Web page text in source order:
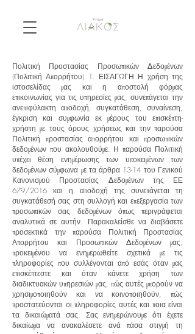
Πολιτική Προστασίας Προσωπικών Δεδομένων
(Πολιτική Απορρήτου) 1. ΕΙΣΑΓΩΓΗ Η χρήση της
ιστοσελίδας μας και η αποστολή φόρμας
επικοινωνίας για τις υπηρεσίες μας, συνεπάγεται την
ανεπιφύλακτη αποδοχή, συγκατάθεση, συναίνεση,
έγκριση και συμφωνία εκ μέρους του επισκέπτη-
χρήστη με τους όρους χρήσεως και την παρούσα
Πολιτική προστασίας απορρήτου και προσωπικών
δεδομένων που ακολουθούμε. Η παρούσα Πολιτική
υπέχει θέση ενημέρωσης των υποκειμένων των
δεδομένων σύμφωνα με τα άρθρα 13-14 του Γενικού
Κανονισμού Προστασίας Δεδομένων της ΕΕ
679/2016 και η αποδοχή της συνεπάγεται τη
συγκατάθεσή σας στη συλλογή και επεξεργασία των
προσωπικών σας δεδομένων όπως περιγράφεται
αναλυτικά σε αυτήν. Παρακαλείσθε να διαβάσετε
προσεκτικά την παρούσα Πολιτική Προστασίας
Απορρήτου και Προσωπικών Δεδομένων μας,
προκειμένου να ενημερωθείτε σχετικά με τις
πληροφορίες που συλλέγονται από εσάς όταν μας
επισκέπτεστε και όταν κάνετε χρήση των
διαδικτυακών υπηρεσιών μας, πώς αυτές μπορούν να
χρησιμοποιηθούν και να κοινοποιηθούν, πώς
προστατεύονται οι πληροφορίες αυτές και ποια είναι
τα δικαιώματά σας. Σας ενημερώνουμε ότι έχετε
δικαίωμα να ανακαλέσετε ανά πάσα στιγμή τη